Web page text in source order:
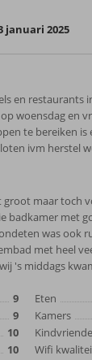
januari 2025
en restaurants
woensdag en
te bereiken is
ivm herstel
maar toch
badkamer met
was ook
met heel
's middags
9
9
10
10
Eten
Kamers
Wifi